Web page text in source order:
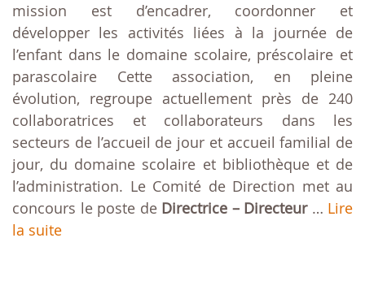
mission est d’encadrer, coordonner et
développer les activités liées à la journée de
l’enfant dans le domaine scolaire, préscolaire et
parascolaire Cette association, en pleine
évolution, regroupe actuellement près de 240
collaboratrices et collaborateurs dans les
secteurs de l’accueil de jour et accueil familial de
jour, du domaine scolaire et bibliothèque et de
l’administration. Le Comité de Direction met au
concours le poste de Directrice – Directeur… Lire
la suite